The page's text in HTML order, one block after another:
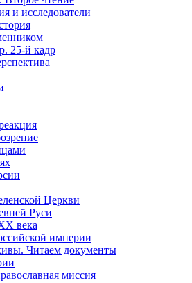
и исследователи
25-й кадр
Церкви
Руси
века
империи
Читаем документы
миссия